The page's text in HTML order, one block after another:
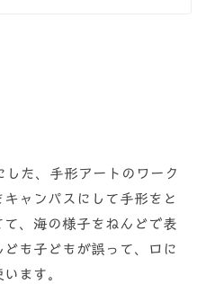
た、手形アートのワーク
ャンパスにして手形をと
、海の様子をねんどで表
も子どもが誤って、口に
ます。